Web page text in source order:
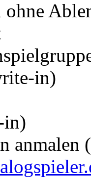
ohne
in)
in)
anmalen